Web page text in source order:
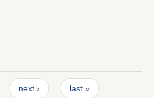
next › last »